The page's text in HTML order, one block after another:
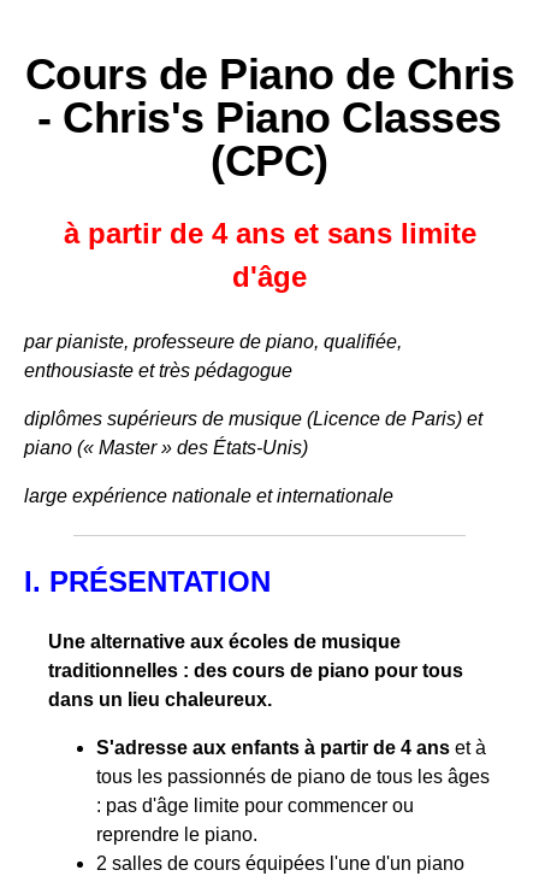
Cours de Piano de Chris
- Chris's Piano Classes
(CPC)
à partir de 4 ans et sans limite
d'âge
par pianiste, professeure de piano, qualifiée,
enthousiaste et très pédagogue
diplômes supérieurs de musique (Licence de Paris) et
piano (« Master » des États-Unis)
large expérience nationale et internationale
I. PRÉSENTATION
Une alternative aux écoles de musique
traditionnelles : des cours de piano pour tous
dans un lieu chaleureux.
S'adresse aux enfants à partir de 4 ans et à
tous les passionnés de piano de tous les âges
: pas d'âge limite pour commencer ou
reprendre le piano.
2 salles de cours équipées l'une d'un piano